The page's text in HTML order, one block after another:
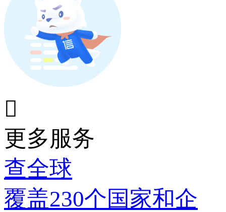

更多服务
查全球
覆盖230个国家和企